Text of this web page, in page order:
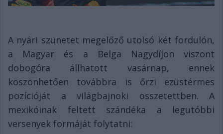
A nyári szünetet megelőző utolsó két fordulón,
a Magyar és a Belga Nagydíjon viszont
dobogóra állhatott vasárnap, ennek
köszönhetően továbbra is őrzi ezüstérmes
pozícióját a világbajnoki összetettben. A
mexikóinak feltett szándéka a legutóbbi
versenyek formáját folytatni: